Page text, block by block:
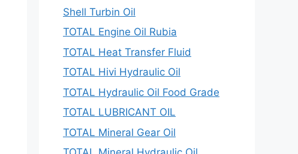
Shell Turbin Oil
TOTAL Engine Oil Rubia
TOTAL Heat Transfer Fluid
TOTAL Hivi Hydraulic Oil
TOTAL Hydraulic Oil Food Grade
TOTAL LUBRICANT OIL
TOTAL Mineral Gear Oil